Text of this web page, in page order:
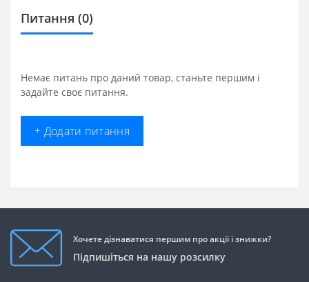
Питання (0)
Немає питань про даний товар, станьте першим і
задайте своє питання.
+ Додати питання
Хочете дізнаватися першим про акції і знижки?
Підпишіться на нашу розсилку